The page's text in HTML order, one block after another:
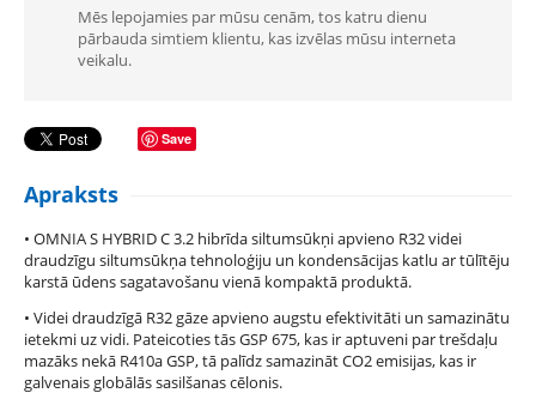
Mēs lepojamies par mūsu cenām, tos katru dienu
pārbauda simtiem klientu, kas izvēlas mūsu interneta
veikalu.
Save
Apraksts
• OMNIA S HYBRID C 3.2 hibrīda siltumsūkņi apvieno R32 videi
draudzīgu siltumsūkņa tehnoloģiju un kondensācijas katlu ar tūlītēju
karstā ūdens sagatavošanu vienā kompaktā produktā.
• Videi draudzīgā R32 gāze apvieno augstu efektivitāti un samazinātu
ietekmi uz vidi. Pateicoties tās GSP 675, kas ir aptuveni par trešdaļu
mazāks nekā R410a GSP, tā palīdz samazināt CO2 emisijas, kas ir
galvenais globālās sasilšanas cēlonis.